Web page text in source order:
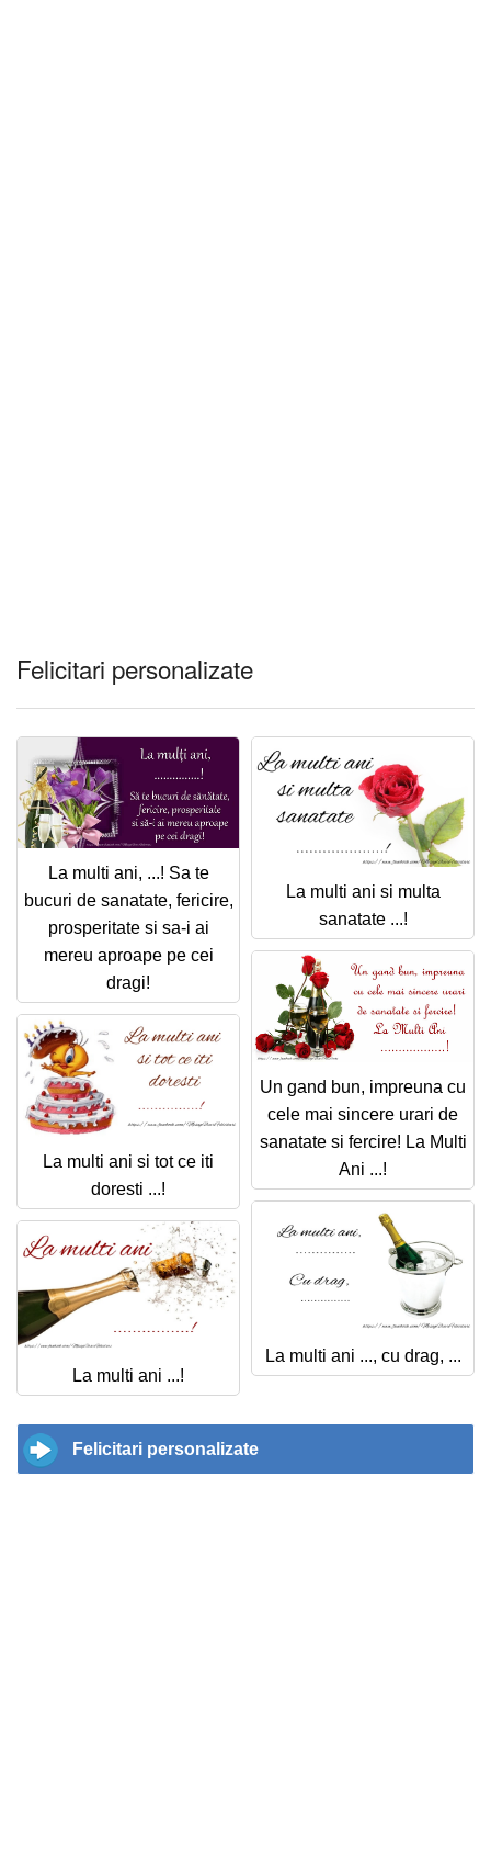
Felicitari personalizate
La multi ani, ...! Sa te
bucuri de sanatate, fericire,
prosperitate si sa-i ai
mereu aproape pe cei
dragi!
La multi ani si multa
sanatate ...!
Un gand bun, impreuna cu
cele mai sincere urari de
sanatate si fercire! La Multi
Ani ...!
La multi ani si tot ce iti
doresti ...!
La multi ani ..., cu drag, ...
La multi ani ...!
Felicitari personalizate